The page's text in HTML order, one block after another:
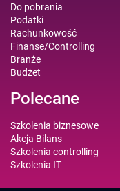
Do pobrania
Podatki
Rachunkowość
Finanse/Controlling
Branże
Budżet
Polecane
Szkolenia biznesowe
Akcja Bilans
Szkolenia controlling
Szkolenia IT